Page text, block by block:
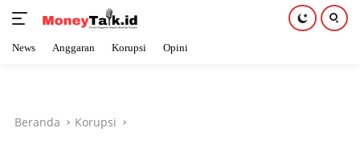
News Anggaran Korupsi Opini
Beranda Korupsi